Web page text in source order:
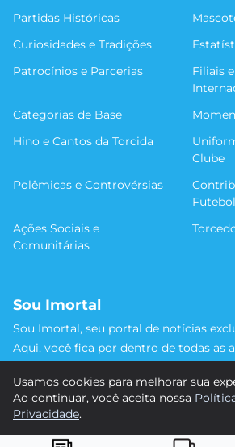
Partidas Históricas
Curiosidades e Tradições
Patrocínios e Parcerias
Filiais
Categorias de Base
Hino e Cantos da Torcida
Clube
Polêmicas e Controvérsias
Ações Sociais e
Comunitárias
Sou Imortal
Sou Imortal, seu portal de notícias
Aqui, você fica por dentro de todas as
detalhe da trajetória do nosso time
#Grêmio #SouImortal
Usamos cookies para melhorar sua
Ao continuar, você aceita nossa
Privacidade.